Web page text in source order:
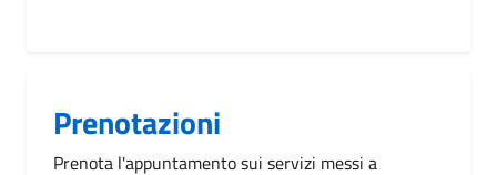
Prenotazioni
Prenota l'appuntamento sui servizi messi a